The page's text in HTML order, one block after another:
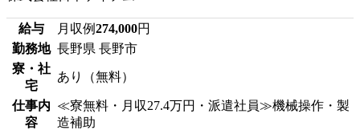
給与 月収例274,000円
勤務地 長野県 長野市
寮・社
宅
あり（無料）
仕事内
容
≪寮無料・月収27.4万円・派遣社員≫機械操作・製
造補助